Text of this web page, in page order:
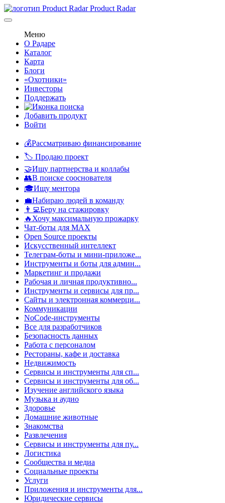
Product Radar
Меню
О Радаре
Каталог
Карта
Блоги
«Охотники»
Инвесторы
Поддержать
Добавить продукт
Войти
💰Рассматриваю финансирование
🏷️ Продаю проект
🤝Ищу партнерства и коллабы
👥В поиске сооснователя
🎓Ищу ментора
💼Набираю людей в команду
👨‍💻Беру на стажировку
🔥Хочу максимальную прожарку
Чат-боты для MAX
Open Source проекты
Искусственный интеллект
Телеграм-боты и мини-приложе...
Инструменты и боты для админ...
Маркетинг и продажи
Рабочая и личная продуктивно...
Инструменты и сервисы для пр...
Сайты и электронная коммерци...
Коммуникации
NoCode-инструменты
Все для разработчиков
Безопасность данных
Работа с персоналом
Рестораны, кафе и доставка
Недвижимость
Сервисы и инструменты для сп...
Сервисы и инструменты для об...
Изучение английского языка
Музыка и аудио
Здоровье
Домашние животные
Знакомства
Развлечения
Сервисы и инструменты для пу...
Логистика
Сообщества и медиа
Социальные проекты
Услуги
Приложения и инструменты для...
Юридические сервисы